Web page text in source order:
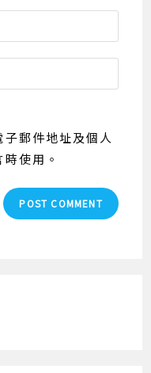
郵件地址及個人
使用。